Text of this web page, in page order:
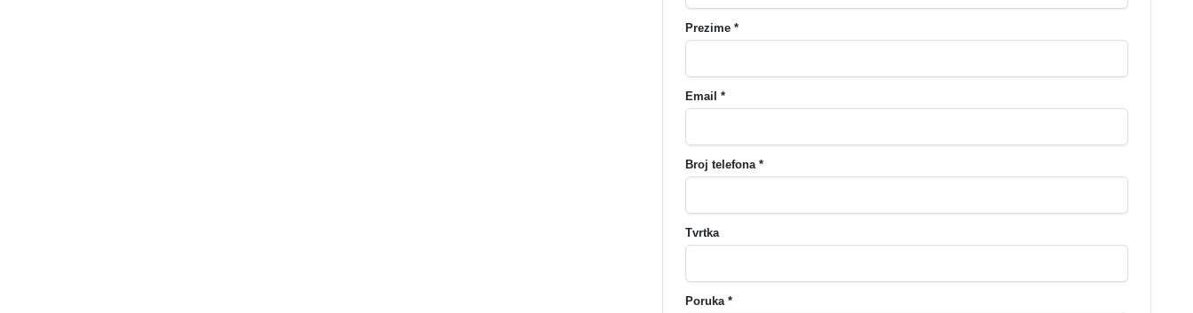
Prezime *
Email *
Broj telefona *
Tvrtka
Poruka *